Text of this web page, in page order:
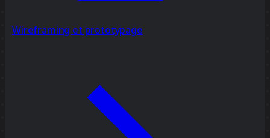
Wireframing et prototypage